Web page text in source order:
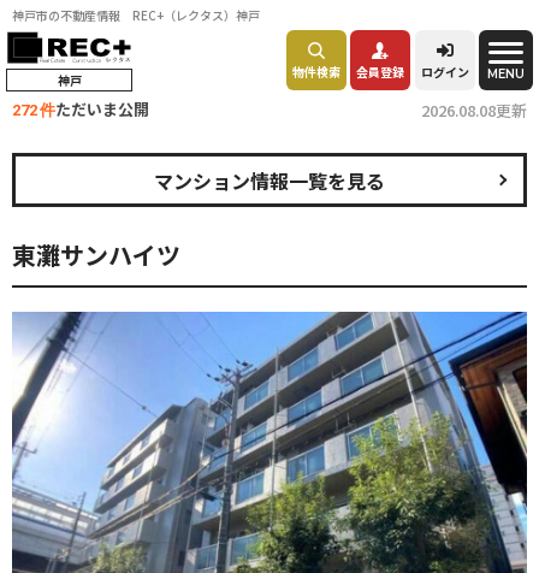
神戸市の不動産情報 REC+（レクタス）神戸
神戸 物件検索 会員登録 ログイン MENU
272 件ただいま公開 2026.08.08更新
東灘サンハイツ
マンション情報一覧を見る